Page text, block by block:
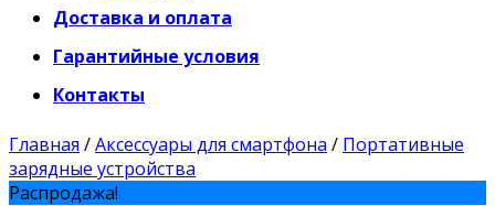
Доставка и оплата
Гарантийные условия
Контакты
Главная /Аксессуары для смартфона / Портативные
зарядные устройства
Распродажа!